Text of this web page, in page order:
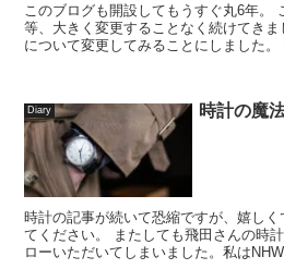
このブログも開設してもうすぐ丸6年。 これまでデザインや運営方法
等、大きく変更することなく続けてき
について変更してみることにしました。 ①デザインの変更 いきなり
Diary 時計の魔
時計の記事が続いて恐縮ですが、嬉し
てください。 またしても飛田さんの時計がきっかけで大物からフォ
ローいただいてしまいました。私は